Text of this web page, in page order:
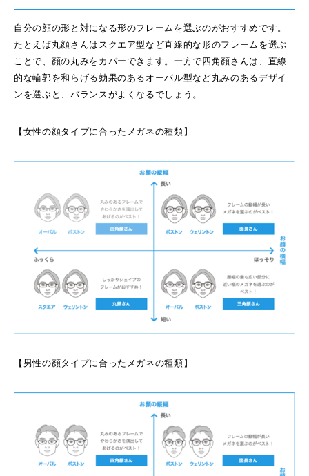
自分の顔の形と対になる形のフレームを選ぶのがおすすめです。
たとえば丸顔さんはスクエア型など直線的な形のフレームを選ぶ
ことで、顔の丸みをカバーできます。一方で四角顔さんは、直線
的な輪郭を和らげる効果のあるオーバル型など丸みのあるデザイ
ンを選ぶと、バランスがよくなるでしょう。
【女性の顔タイプに合ったメガネの種類】
【男性の顔タイプに合ったメガネの種類】